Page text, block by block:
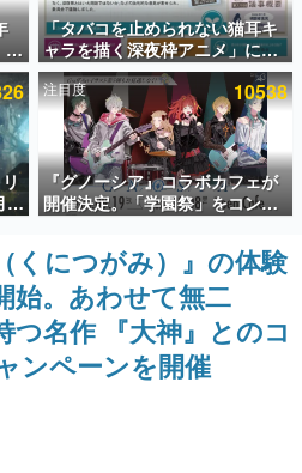
以上！ ページビュー数万以上！ などな
読まれた、電ファミ渾身の“殿堂入り”記
。
書
イターの方々に製作時のエピソードをお
る企画（ゲーム）とは何か？を探ってい
はいけない。『赫本』は、〈試験問題〉
「タバコを止められない猫耳キ
ャラを描く深夜枠アニメ」に視
聴者の一部から批判意見。違法
薬物の使用と思しき描写も含め
て、BPOが議論を交わす
注目度 10538
『グノーシア』コラボカフェが
開催決定。「学園祭」をコンセ
プトに、模擬店やセツやSQ、ラ
キオたちが学祭バンドを楽しむ
様子を切り取った新グッズが展
くにつがみ）』の体験
始。あわせて無二
つ名作 『大神』とのコ
ンペーンを開催